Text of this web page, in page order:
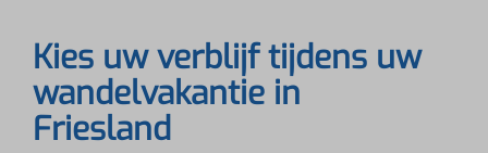
Kies uw verblijf tijdens uw
wandelvakantie in
Friesland